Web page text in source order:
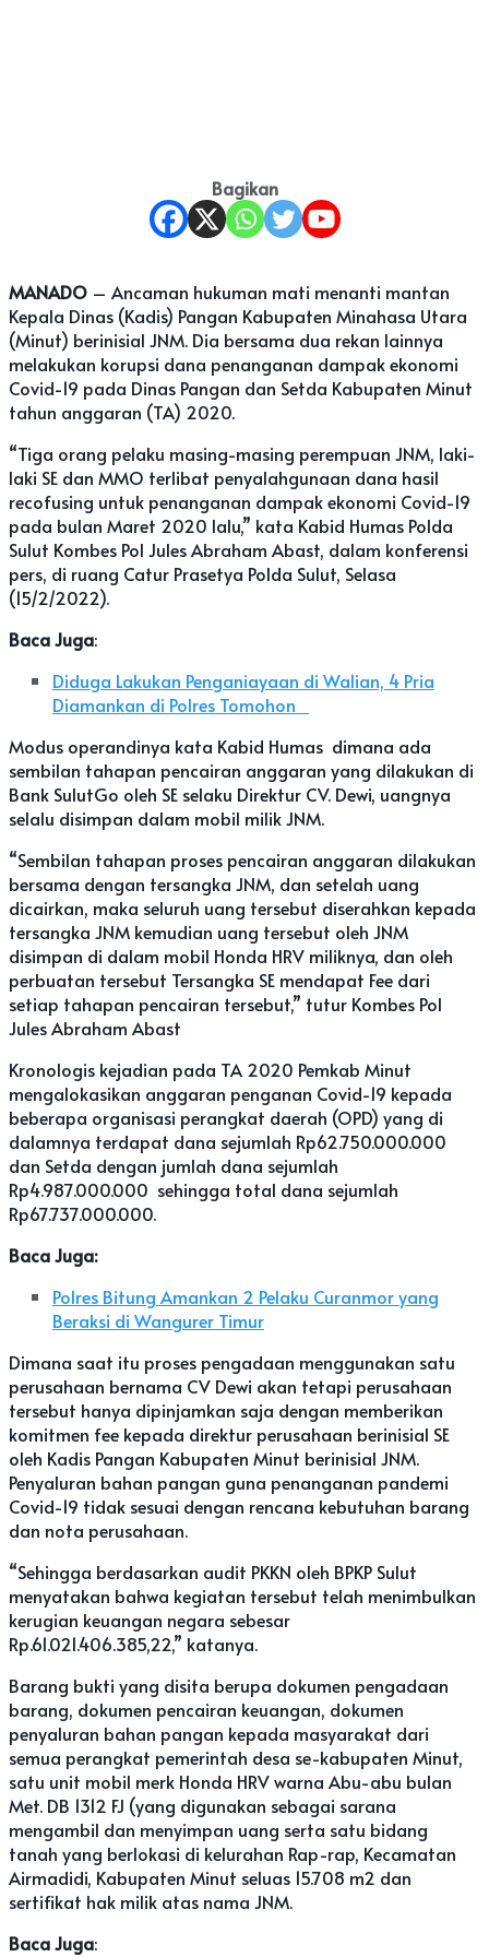
Bagikan
MANADO – Ancaman hukuman mati menanti mantan
Kepala Dinas (Kadis) Pangan Kabupaten Minahasa Utara
(Minut) berinisial JNM. Dia bersama dua rekan lainnya
melakukan korupsi dana penanganan dampak ekonomi
Covid-19 pada Dinas Pangan dan Setda Kabupaten Minut
tahun anggaran (TA) 2020.
“Tiga orang pelaku masing-masing perempuan JNM, laki-
laki SE dan MMO terlibat penyalahgunaan dana hasil
recofusing untuk penanganan dampak ekonomi Covid-19
pada bulan Maret 2020 lalu,” kata Kabid Humas Polda
Sulut Kombes Pol Jules Abraham Abast, dalam konferensi
pers, di ruang Catur Prasetya Polda Sulut, Selasa
(15/2/2022).
Baca Juga:
Diduga Lakukan Penganiayaan di Walian, 4 Pria
Diamankan di Polres Tomohon
Modus operandinya kata Kabid Humas dimana ada
sembilan tahapan pencairan anggaran yang dilakukan di
Bank SulutGo oleh SE selaku Direktur CV. Dewi, uangnya
selalu disimpan dalam mobil milik JNM.
“Sembilan tahapan proses pencairan anggaran dilakukan
bersama dengan tersangka JNM, dan setelah uang
dicairkan, maka seluruh uang tersebut diserahkan kepada
tersangka JNM kemudian uang tersebut oleh JNM
disimpan di dalam mobil Honda HRV miliknya, dan oleh
perbuatan tersebut Tersangka SE mendapat Fee dari
setiap tahapan pencairan tersebut,” tutur Kombes Pol
Jules Abraham Abast
Kronologis kejadian pada TA 2020 Pemkab Minut
mengalokasikan anggaran penganan Covid-19 kepada
beberapa organisasi perangkat daerah (OPD) yang di
dalamnya terdapat dana sejumlah Rp62.750.000.000
dan Setda dengan jumlah dana sejumlah
Rp4.987.000.000 sehingga total dana sejumlah
Rp67.737.000.000.
Baca Juga:
Polres Bitung Amankan 2 Pelaku Curanmor yang
Beraksi di Wangurer Timur
Dimana saat itu proses pengadaan menggunakan satu
perusahaan bernama CV Dewi akan tetapi perusahaan
tersebut hanya dipinjamkan saja dengan memberikan
komitmen fee kepada direktur perusahaan berinisial SE
oleh Kadis Pangan Kabupaten Minut berinisial JNM.
Penyaluran bahan pangan guna penanganan pandemi
Covid-19 tidak sesuai dengan rencana kebutuhan barang
dan nota perusahaan.
“Sehingga berdasarkan audit PKKN oleh BPKP Sulut
menyatakan bahwa kegiatan tersebut telah menimbulkan
kerugian keuangan negara sebesar
Rp.61.021.406.385,22,” katanya.
Barang bukti yang disita berupa dokumen pengadaan
barang, dokumen pencairan keuangan, dokumen
penyaluran bahan pangan kepada masyarakat dari
semua perangkat pemerintah desa se-kabupaten Minut,
satu unit mobil merk Honda HRV warna Abu-abu bulan
Met. DB 1312 FJ (yang digunakan sebagai sarana
mengambil dan menyimpan uang serta satu bidang
tanah yang berlokasi di kelurahan Rap-rap, Kecamatan
Airmadidi, Kabupaten Minut seluas 15.708 m2 dan
sertifikat hak milik atas nama JNM.
Baca Juga: